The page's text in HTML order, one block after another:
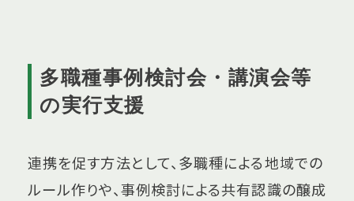
多職種事例検討会・講演会等
の実行支援
連携を促す方法として、多職種による地域での
ルール作りや、事例検討による共有認識の醸成